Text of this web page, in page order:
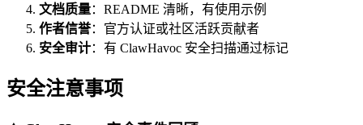
文档质量：README 清晰，有使用示例
作者信誉：官方认证或社区活跃贡献者
安全审计：有 ClawHavoc 安全扫描通过标记
安全注意事项